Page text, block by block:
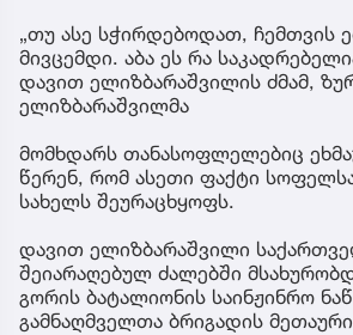
„თუ ასე სჭირდებოდათ, ჩემთვის
მივცემდი. აბა ეს რა
დავით ელიზბარაშვილის ძმამ,
ელიზბარაშვილმა
მომხდარს თანასოფლელებიც
წერენ, რომ ასეთი ფაქტი
სახელს შეურაცხყოფს.
დავით ელიზბარაშვილი
შეიარაღებულ ძალებში
გორის ბატალიონის საინჟინრო
გამნაღმველთა ბრიგადის